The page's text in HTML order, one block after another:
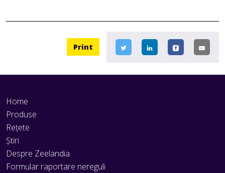
Print
Home
Produse
Rețete
Știri
Despre Zeelandia
Formular raportare nereguli